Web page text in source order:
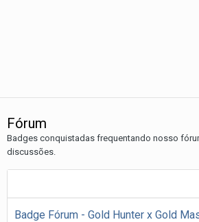
Fórum
Badges conquistadas frequentando nosso
discussões.
Badge Fórum - Gold Hunter x Gold